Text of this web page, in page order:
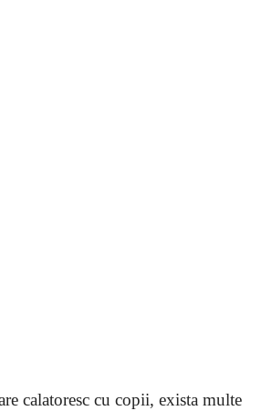
calatoresc cu copii, exista multe